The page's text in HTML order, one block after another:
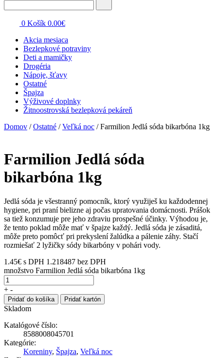
0 Košík 0.00€
Akcia mesiaca
Bezlepkové potraviny
Deti a mamičky
Drogéria
Nápoje, šťavy
Ostatné
Špajza
Výživové doplnky
Žitnoostrovská bezlepková pekáreň
Domov /Ostatné /Veľká noc / Farmilion Jedlá sóda bikarbóna 1kg
Farmilion Jedlá sóda
bikarbóna 1kg
Jedlá sóda je všestranný pomocník, ktorý využiješ ku každodennej
hygiene, pri praní bielizne aj počas upratovania domácnosti. Prášok
sa tiež konzumuje pre jeho zdraviu prospešné účinky. Výhodou je,
že tento poklad môže mať v špajze každý. Jedlá sóda je zásaditá,
môže preto pomôcť pri prekyslení žalúdka a pálenie záhy. Stačí
rozmiešať 2 lyžičky sódy bikarbóny v pohári vody.
1.45€ s DPH 1.218487 bez DPH
množstvo Farmilion Jedlá sóda bikarbóna 1kg
+ -
Pridať do košíka Pridať kartón
Skladom
Katalógové číslo:
8588008045701
Kategórie:
Koreniny, Špajza, Veľká noc